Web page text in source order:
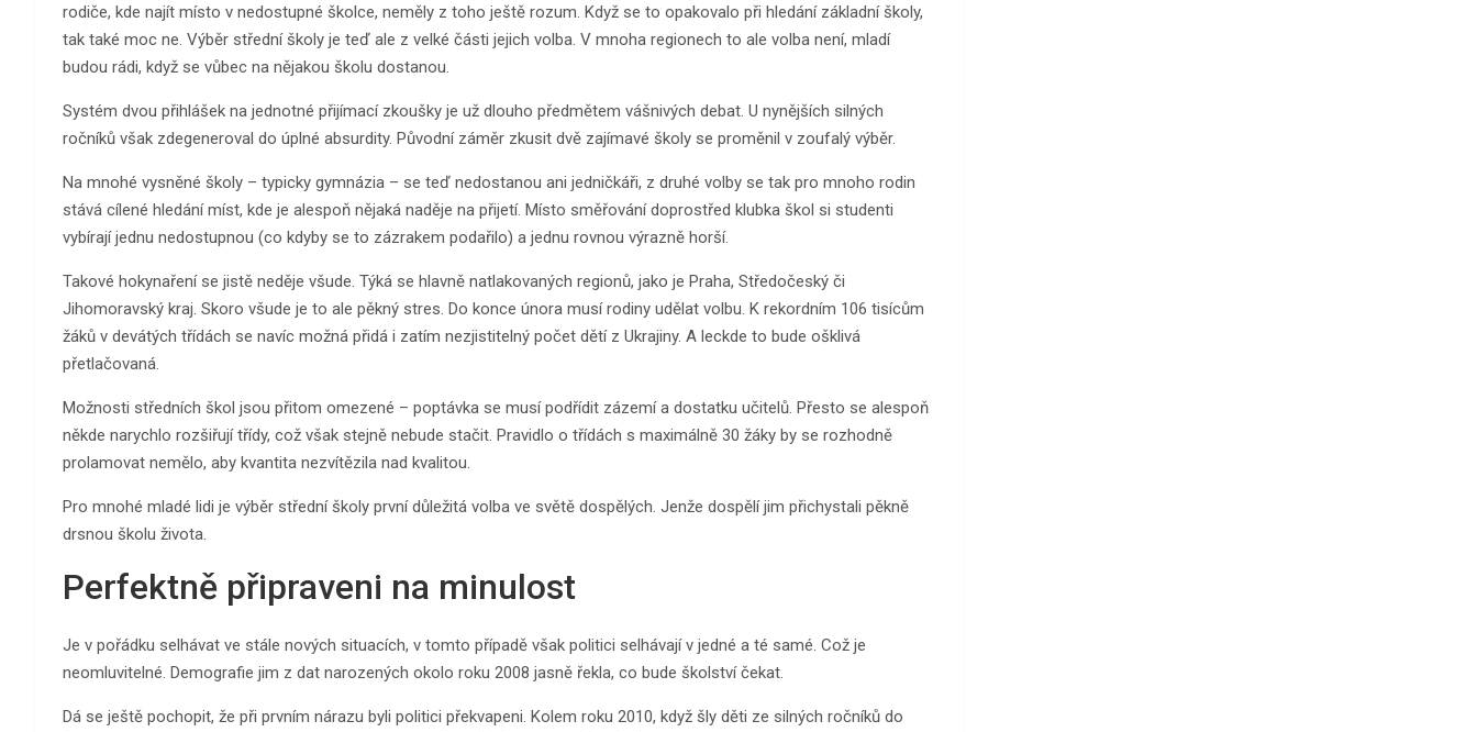
rodiče, kde najít místo v nedostupné školce, neměly z toho ještě rozum. Když se to opakovalo při hledání základní školy,
tak také moc ne. Výběr střední školy je teď ale z velké části jejich volba. V mnoha regionech to ale volba není, mladí
budou rádi, když se vůbec na nějakou školu dostanou.
Systém dvou přihlášek na jednotné přijímací zkoušky je už dlouho předmětem vášnivých debat. U nynějších silných
ročníků však zdegeneroval do úplné absurdity. Původní záměr zkusit dvě zajímavé školy se proměnil v zoufalý výběr.
Na mnohé vysněné školy – typicky gymnázia – se teď nedostanou ani jedničkáři, z druhé volby se tak pro mnoho rodin
stává cílené hledání míst, kde je alespoň nějaká naděje na přijetí. Místo směřování doprostřed klubka škol si studenti
vybírají jednu nedostupnou (co kdyby se to zázrakem podařilo) a jednu rovnou výrazně horší.
Takové hokynaření se jistě neděje všude. Týká se hlavně natlakovaných regionů, jako je Praha, Středočeský či
Jihomoravský kraj. Skoro všude je to ale pěkný stres. Do konce února musí rodiny udělat volbu. K rekordním 106 tisícům
žáků v devátých třídách se navíc možná přidá i zatím nezjistitelný počet dětí z Ukrajiny. A leckde to bude ošklivá
přetlačovaná.
Možnosti středních škol jsou přitom omezené – poptávka se musí podřídit zázemí a dostatku učitelů. Přesto se alespoň
někde narychlo rozšiřují třídy, což však stejně nebude stačit. Pravidlo o třídách s maximálně 30 žáky by se rozhodně
prolamovat nemělo, aby kvantita nezvítězila nad kvalitou.
Pro mnohé mladé lidi je výběr střední školy první důležitá volba ve světě dospělých. Jenže dospělí jim přichystali pěkně
drsnou školu života.
Perfektně připraveni na minulost
Je v pořádku selhávat ve stále nových situacích, v tomto případě však politici selhávají v jedné a té samé. Což je
neomluvitelné. Demografie jim z dat narozených okolo roku 2008 jasně řekla, co bude školství čekat.
Dá se ještě pochopit, že při prvním nárazu byli politici překvapeni. Kolem roku 2010, když šly děti ze silných ročníků do